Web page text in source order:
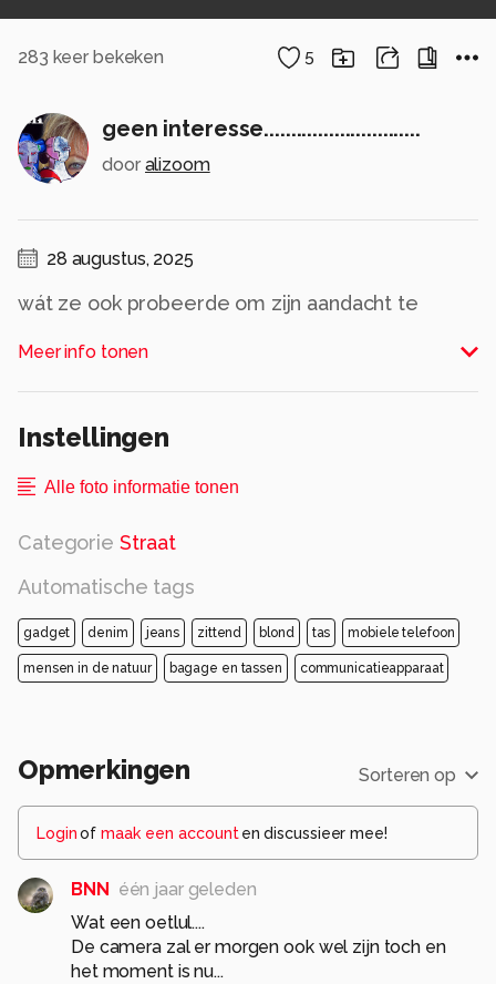
283 keer bekeken 5
geen interesse.............................
door alizoom
28 augustus, 2025
wát ze ook probeerde om zijn aandacht te
interesse, zijn fototoestelletje was veel
belangrijker.........................😂🤣
😛
Alle rechten voorbehouden
Meer info tonen
Instellingen
Alle foto informatie tonen
Categorie Straat
Automatische tags
gadget denim jeans zittend blond tas mobiele telefoon
mensen in de natuur bagage en tassen communicatieapparaat
Opmerkingen Sorteren op
Loginof maak een account en discussieer mee!
BNN
één jaar geleden
Wat een oetlul....
De camera zal er morgen ook wel zijn toch en
het moment is nu...